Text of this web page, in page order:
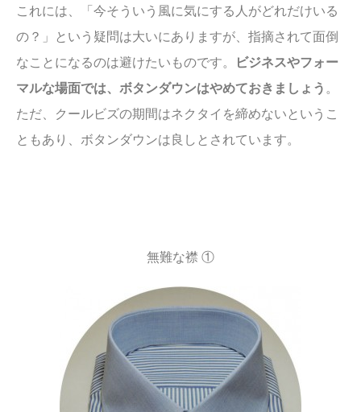
これには、「今そういう風に気にする人がどれだけいる
の？」という疑問は大いにありますが、指摘されて面倒
なことになるのは避けたいものです。
ビジネスやフォー
マルな場面では、ボタンダウンはやめておきましょう 。
ただ、クールビズの期間はネクタイを締めないというこ
ともあり、ボタンダウンは良しとされています。
無難な襟 ①